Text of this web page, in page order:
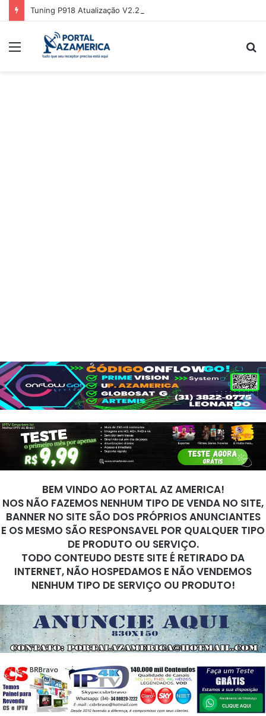
Tuning P918 Atualização V2.22 – 17/03/2026
BEM VINDO AO PORTAL AZ AMERICA!
NOS NÃO FAZEMOS NENHUM TIPO DE VENDA NO SITE,
BANNER NO SITE SÃO DOS PRÓPRIOS ANUNCIANTES
E OS MESMO SÃO RESPONSAVEL POR QUALQUER TIPO
DE PRODUTO OU SERVIÇO.
TODO CONTEUDO DESTE SITE É RETIRADO DA
INTERNET, NÃO HOSPEDAMOS E NÃO VENDEMOS
NENHUM TIPO DE SERVIÇO OU PRODUTO!